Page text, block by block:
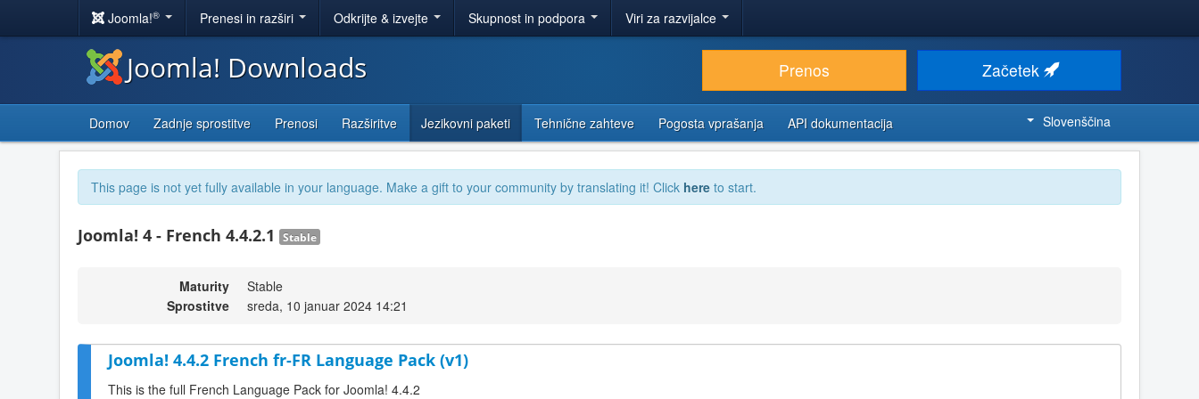
Joomla!® Prenesi in razširi Odkrijte & izvejte Skupnost in podpora Viri za razvijalce
Joomla! Downloads Prenos Začetek
Domov Zadnje sprostitve Prenosi Razširitve Jezikovni paketi Tehnične zahteve Pogosta vprašanja API dokumentacija Slovenščina
This page is not yet fully available in your language. Make a gift to your community by translating it! Click here to start.
Joomla! 4 - French 4.4.2.1 Stable
Maturity
Stable
Sprostitve
sreda, 10 januar 2024 14:21
Joomla! 4.4.2 French fr-FR Language Pack (v1)
This is the full French Language Pack for Joomla! 4.4.2